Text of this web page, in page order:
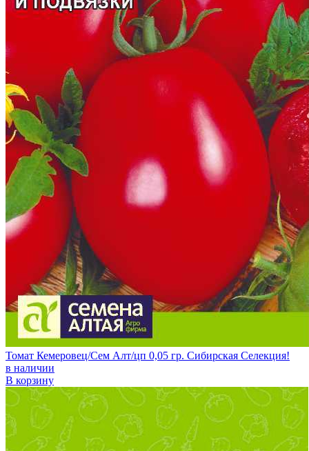
Томат Кемеровец/Сем Алт/цп 0,05 гр. Сибирская Селекция!
в наличии
В корзину